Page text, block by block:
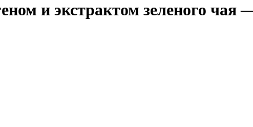
и экстрактом зеленого чая